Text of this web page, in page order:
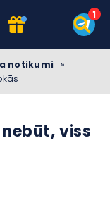
notikumi
»
viss